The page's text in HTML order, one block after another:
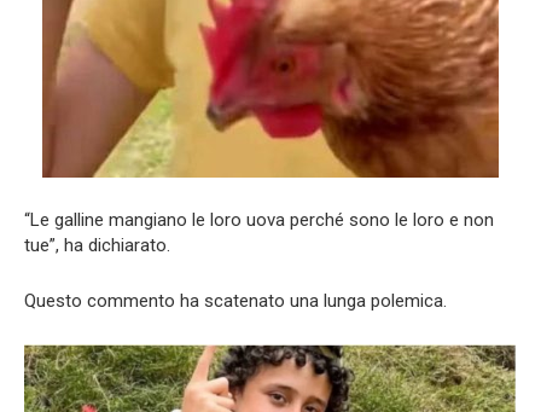
“Le galline mangiano le loro uova perché sono le loro e non
tue”, ha dichiarato.
Questo commento ha scatenato una lunga polemica.